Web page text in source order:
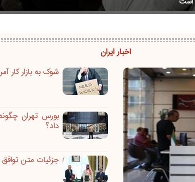
اخبار ایران
شوک به بازار کار آمریکا/ 23 هزار شغل از
بورس تهران
داد؟
جزئیات متن